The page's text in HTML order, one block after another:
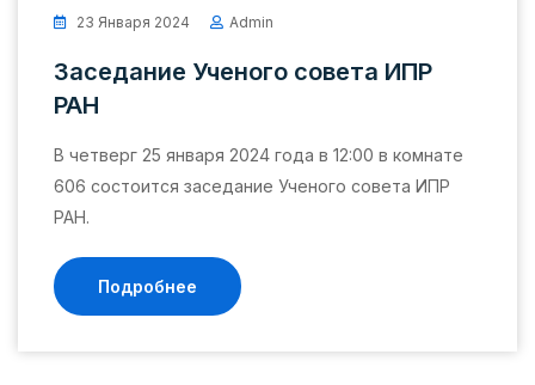
23 Января 2024 Admin
Заседание Ученого совета ИПР
РАН
В четверг 25 января 2024 года в 12:00 в комнате
606 состоится заседание Ученого совета ИПР
РАН.
Подробнее